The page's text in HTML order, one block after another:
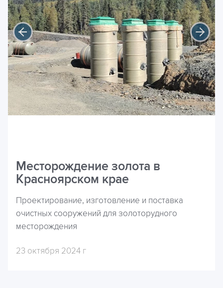
Месторождение золота в
Красноярском крае
Проектирование, изготовление и поставка
очистных сооружений для золоторудного
месторождения
23 октября 2024 г